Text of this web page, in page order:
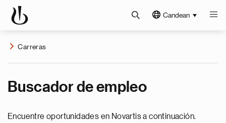
Candean
Carreras
Buscador de empleo
Encuentre oportunidades en Novartis a continuación.